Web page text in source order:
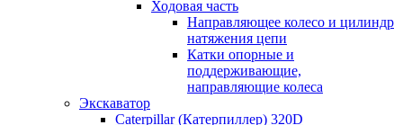
Ходовая часть
Направляющее колесо и цилиндр
натяжения цепи
Катки опорные и
поддерживающие,
направляющие колеса
Экскаватор
Caterpillar (Катерпиллер) 320D